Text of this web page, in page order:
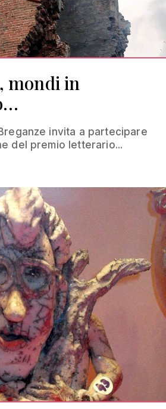
mondi in
invita a partecipare
del premio letterario...